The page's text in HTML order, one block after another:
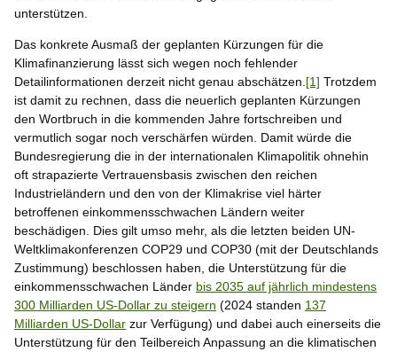
unterstützen.
Das konkrete Ausmaß der geplanten Kürzungen für die
Klimafinanzierung lässt sich wegen noch fehlender
Detailinformationen derzeit nicht genau abschätzen. [1] Trotzdem
ist damit zu rechnen, dass die neuerlich geplanten Kürzungen
den Wortbruch in die kommenden Jahre fortschreiben und
vermutlich sogar noch verschärfen würden. Damit würde die
Bundesregierung die in der internationalen Klimapolitik ohnehin
oft strapazierte Vertrauensbasis zwischen den reichen
Industrieländern und den von der Klimakrise viel härter
betroffenen einkommensschwachen Ländern weiter
beschädigen. Dies gilt umso mehr, als die letzten beiden UN-
Weltklimakonferenzen COP29 und COP30 (mit der Deutschlands
Zustimmung) beschlossen haben, die Unterstützung für die
einkommensschwachen Länder bis 2035 auf jährlich mindestens
300 Milliarden US-Dollar zu steigern (2024 standen 137
Milliarden US-Dollar zur Verfügung) und dabei auch einerseits die
Unterstützung für den Teilbereich Anpassung an die klimatischen